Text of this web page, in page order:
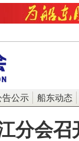
告公示 船东动态
分会